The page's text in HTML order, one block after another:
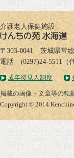
介護老人保健施設
〒303-0041 茨城県常
電話 (0297)24-5511（
成年後見人制度
掲載の画像・文章等の転
Copyright © 2014